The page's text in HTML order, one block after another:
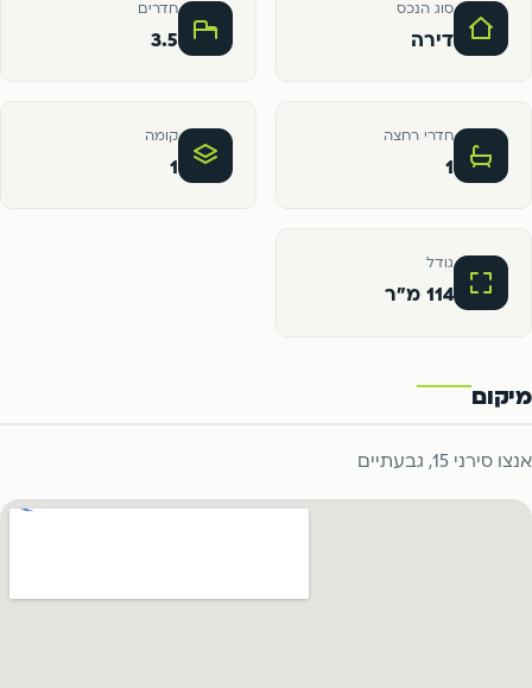
סוג הנכס
דירה
חדרים
3.5
חדרי רחצה
1
קומה
1
גודל
114 מ"ר
מיקום
אנצו סירני 15, גבעתיים